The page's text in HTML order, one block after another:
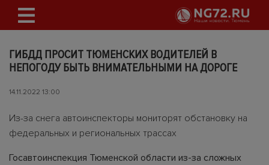
ГИБДД ПРОСИТ ТЮМЕНСКИХ ВОДИТЕЛЕЙ В
НЕПОГОДУ БЫТЬ ВНИМАТЕЛЬНЫМИ НА ДОРОГЕ
14.11.2022 13:00
Из-за снега автоинспекторы мониторят обстановку на
федеральных и региональных трассах
Госавтоинспекция Тюменской области из-за сложных